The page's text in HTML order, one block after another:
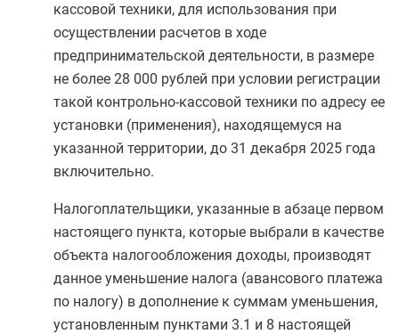
кассовой техники, для использования при
осуществлении расчетов в ходе
предпринимательской деятельности, в размере
не более 28 000 рублей при условии регистрации
такой контрольно-кассовой техники по адресу ее
установки (применения), находящемуся на
указанной территории, до 31 декабря 2025 года
включительно.
Налогоплательщики, указанные в абзаце первом
настоящего пункта, которые выбрали в качестве
объекта налогообложения доходы, производят
данное уменьшение налога (авансового платежа
по налогу) в дополнение к суммам уменьшения,
установленным пунктами 3.1 и 8 настоящей